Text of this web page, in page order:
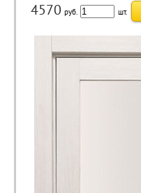
4570 руб. шт.